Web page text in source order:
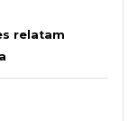
relatam